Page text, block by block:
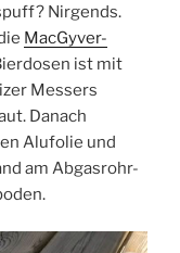
Nirgends.
MacGyver-
ist mit
Messers
Danach
Alufolie und
am Abgasrohr-